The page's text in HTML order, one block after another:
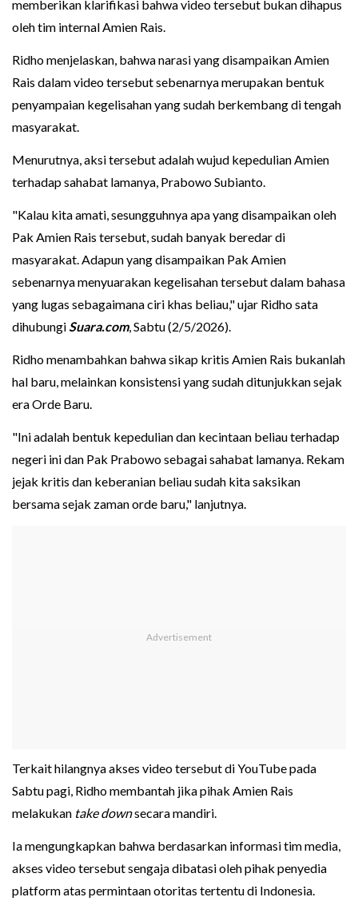
memberikan klarifikasi bahwa video tersebut bukan dihapus
oleh tim internal Amien Rais.
Ridho menjelaskan, bahwa narasi yang disampaikan Amien
Rais dalam video tersebut sebenarnya merupakan bentuk
penyampaian kegelisahan yang sudah berkembang di tengah
masyarakat.
Menurutnya, aksi tersebut adalah wujud kepedulian Amien
terhadap sahabat lamanya, Prabowo Subianto.
"Kalau kita amati, sesungguhnya apa yang disampaikan oleh
Pak Amien Rais tersebut, sudah banyak beredar di
masyarakat. Adapun yang disampaikan Pak Amien
sebenarnya menyuarakan kegelisahan tersebut dalam bahasa
yang lugas sebagaimana ciri khas beliau," ujar Ridho sata
dihubungiSuara.com, Sabtu (2/5/2026).
Ridho menambahkan bahwa sikap kritis Amien Rais bukanlah
hal baru, melainkan konsistensi yang sudah ditunjukkan sejak
era Orde Baru.
"Ini adalah bentuk kepedulian dan kecintaan beliau terhadap
negeri ini dan Pak Prabowo sebagai sahabat lamanya. Rekam
jejak kritis dan keberanian beliau sudah kita saksikan
bersama sejak zaman orde baru," lanjutnya.
Terkait hilangnya akses video tersebut di YouTube pada
Sabtu pagi, Ridho membantah jika pihak Amien Rais
melakukan take downsecara mandiri.
Ia mengungkapkan bahwa berdasarkan informasi tim media,
akses video tersebut sengaja dibatasi oleh pihak penyedia
platform atas permintaan otoritas tertentu di Indonesia.